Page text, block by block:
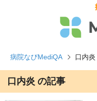
病院なびMediQA 口内炎
口内炎 の記事